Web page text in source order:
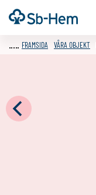
Till
innehållet
Framsida
FRAMSIDA VÅRA OBJEKT